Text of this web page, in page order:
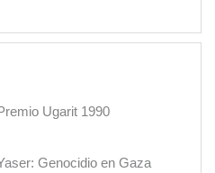
cumple 90 años
Ugarit 1990
Genocidio en Gaza